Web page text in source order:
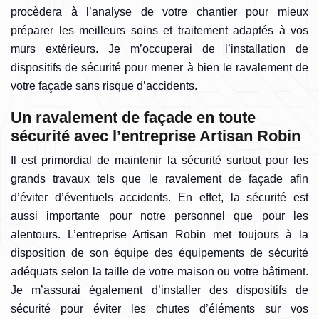
procèdera à l’analyse de votre chantier pour mieux
préparer les meilleurs soins et traitement adaptés à vos
murs extérieurs. Je m’occuperai de l’installation de
dispositifs de sécurité pour mener à bien le ravalement de
votre façade sans risque d’accidents.
Un ravalement de façade en toute
sécurité avec l’entreprise Artisan Robin
Il est primordial de maintenir la sécurité surtout pour les
grands travaux tels que le ravalement de façade afin
d’éviter d’éventuels accidents. En effet, la sécurité est
aussi importante pour notre personnel que pour les
alentours. L’entreprise Artisan Robin met toujours à la
disposition de son équipe des équipements de sécurité
adéquats selon la taille de votre maison ou votre bâtiment.
Je m’assurai également d’installer des dispositifs de
sécurité pour éviter les chutes d’éléments sur vos